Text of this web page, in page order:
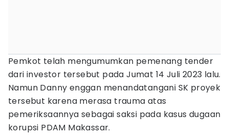
Pemkot telah mengumumkan pemenang tender
dari investor tersebut pada Jumat 14 Juli 2023 lalu.
Namun Danny enggan menandatangani SK proyek
tersebut karena merasa trauma atas
pemeriksaannya sebagai saksi pada kasus dugaan
korupsi PDAM Makassar.